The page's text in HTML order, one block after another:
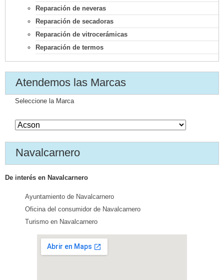
Reparación de neveras
Reparación de secadoras
Reparación de vitrocerámicas
Reparación de termos
Atendemos las Marcas
Seleccione la Marca
Navalcarnero
De interés en Navalcarnero
Ayuntamiento de Navalcarnero
Oficina del consumidor de Navalcarnero
Turismo en Navalcarnero